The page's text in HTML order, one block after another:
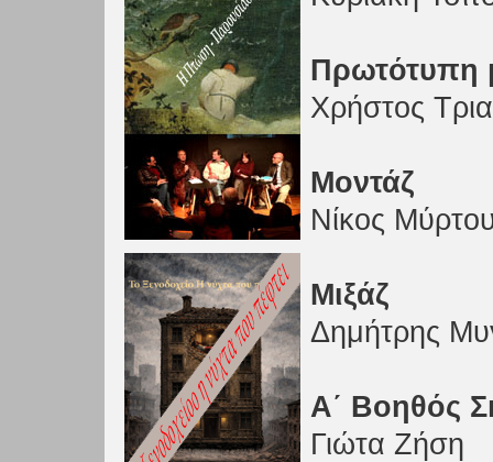
Πρωτότυπη
Χρήστος
Μοντάζ
Νίκος
Μιξάζ
Δημήτρης
Α΄ Βοηθός
Γιώτα Ζήση